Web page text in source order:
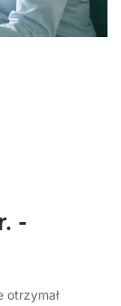
-
otrzymał